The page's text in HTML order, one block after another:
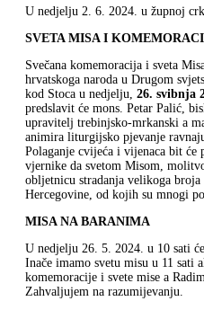
U nedjelju 2. 6. 2024. u župnoj
SVETA MISA I
Svečana komemoracija i sveta
hrvatskoga naroda u Drugom
kod Stoca u nedjelju, 26. svibnja
predslavit će mons. Petar Palić,
upravitelj trebinjsko-mrkanski a
animira liturgijsko pjevanje
Polaganje cvijeća i vijenaca bit će
vjernike da svetom Misom,
obljetnicu stradanja velikoga
Hercegovine, od kojih su mnogi
MISA NA BARANIMA
U nedjelju 26. 5. 2024. u 10 sati
Inače imamo svetu misu u 11 sati
komemoracije i svete mise a
Zahvaljujem na razumijevanju.